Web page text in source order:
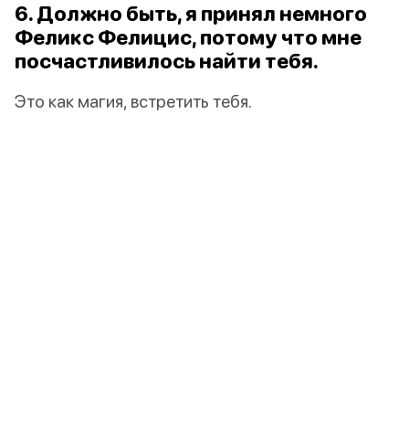
6. Должно быть, я принял немного
Феликс Фелицис, потому что мне
посчастливилось найти тебя.
Это как магия, встретить тебя.